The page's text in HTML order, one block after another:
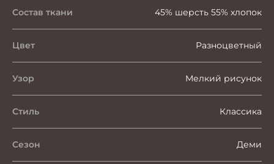
Состав ткани 45% шерсть 55% хлопок
Цвет Разноцветный
Узор Мелкий рисунок
Стиль Классика
Сезон Деми